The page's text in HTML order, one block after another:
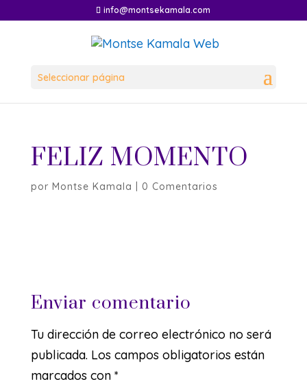
info@montsekamala.com
Seleccionar página
FELIZ MOMENTO
por Montse Kamala 0 Comentarios
Enviar comentario
Tu dirección de correo electrónico no será
publicada. Los campos obligatorios están
marcados con *